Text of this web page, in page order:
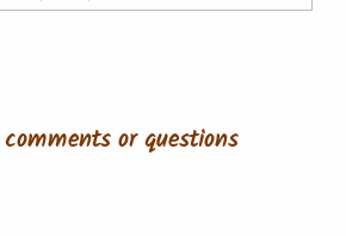
comments or questions